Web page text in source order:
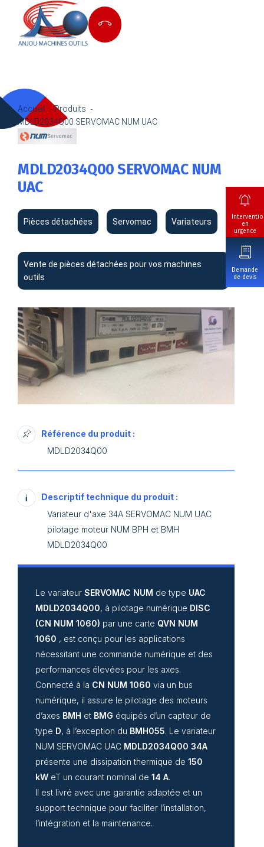
en
urgence
Demande
de devis
Accueil
Produits
MDLD2034Q00 SERVOMAC NUM UAC
MDLD2034Q00 SERVOMAC NUM
UAC
Pièces détachées Servomac Variateurs
Vente de pièces détachées pour vos machines
outils
Référence du produit :
MDLD2034Q00
Descriptif technique du produit :
Variateur d'axe 34A SERVOMAC NUM UAC
pilotage moteur NUM BPH et BMH
MDLD2034Q00
Le variateur SERVOMAC NUM de type UAC
MDLD2034Q00, à pilotage numérique DISC
(CN NUM 1060) par une carte QVN NUM
1060 , est conçu pour les applications
nécessitant une commande numérique et des
performances élevées pour les axes.
Connecté à la CN NUM 1060 via un bus
numérique, il assure le pilotage des moteurs
d’axes BMH et BMG équipés d’un capteur de
type D, à l’exception du BMH055. Le variateur
NUM SERVOMAC UAC MDLD2034Q00 34A
présente une dissipation thermique de 150
kW eT un courant nominal de 14 A.
Il est livré avec une garantie adaptée et un
support technique pour faciliter l’installation,
l’intégration et la maintenance.